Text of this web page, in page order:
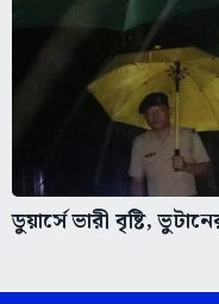
ডুয়ার্সে ভারী বৃষ্টি,